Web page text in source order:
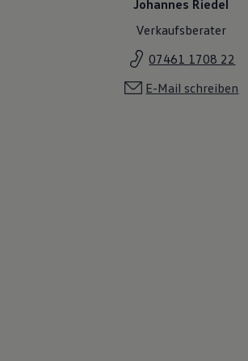
Motorenöl und Flüssigkeiten
Räder und Reifen
Economy Service
Volkswagen Teile
Modellspezifisches Zubehör
Johannes Riedel
Verkaufsberater
07461 1708 22
E-Mail schreiben